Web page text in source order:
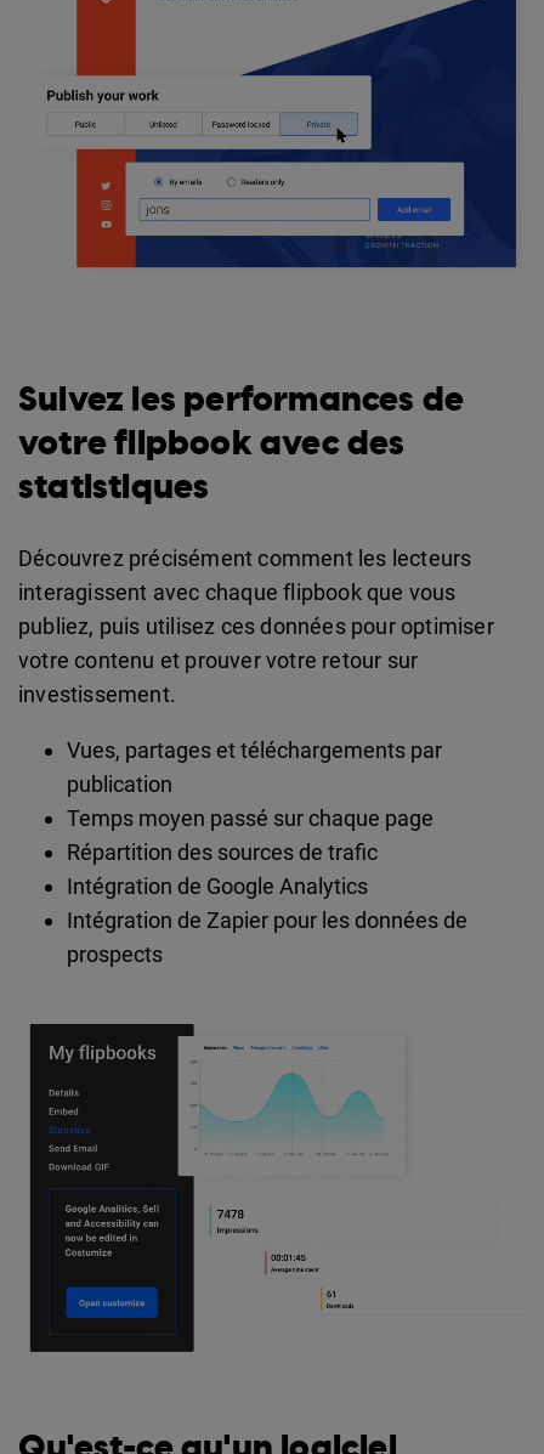
Suivez les performances de
votre flipbook avec des
statistiques
Découvrez précisément comment les lecteurs
interagissent avec chaque flipbook que vous
publiez, puis utilisez ces données pour optimiser
votre contenu et prouver votre retour sur
investissement.
Vues, ​​partages et téléchargements par
publication
Temps moyen passé sur chaque page
Répartition des sources de trafic
Intégration de Google Analytics
Intégration de Zapier pour les données de
prospects